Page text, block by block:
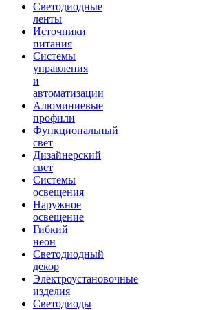
Светодиодные
ленты
Источники
питания
Системы
управления
и
автоматизации
Алюминиевые
профили
Функциональный
свет
Дизайнерский
свет
Системы
освещения
Наружное
освещение
Гибкий
неон
Светодиодный
декор
Электроустановочные
изделия
Светодиоды